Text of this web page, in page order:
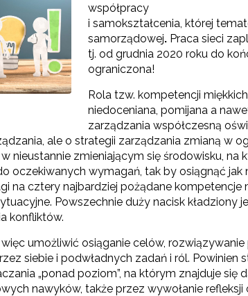
edukacyjno-zawodowe"
zawodowego"
modelu SCWEW"
kadr edukacji włączającej"
dla kadr poradnictwa psychologiczno-pedagogicznego"
współpracy
i samokształcenia, której
samorządowej. Praca sieci
tj. od grudnia 2020 roku do
ograniczona!
Rola tzw. kompetencji
niedoceniana, pomijana a
zarządzania współczesną
ale o strategii zarządzania zmianą w
nieustannie zmieniającym się środowisku, na
oczekiwanych wymagań, tak by osiągnąć
na cztery najbardziej pożądane kompetencje
Powszechnie duży nacisk kładziony
konfliktów.
umożliwić osiąganie celów,
siebie i podwładnych zadań i ról.
„ponad poziom”, na którym znajduje się
nawyków, także przez wywołanie refleksji